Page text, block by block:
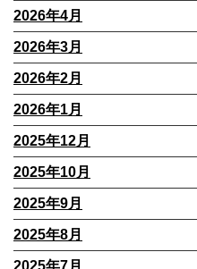
2026年4月
2026年3月
2026年2月
2026年1月
2025年12月
2025年10月
2025年9月
2025年8月